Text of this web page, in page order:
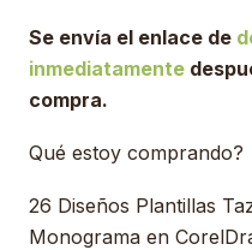
Se envía el enlace de
inmediatamente
compra.
Qué estoy comprando?
26 Diseños Plantillas
Monograma en